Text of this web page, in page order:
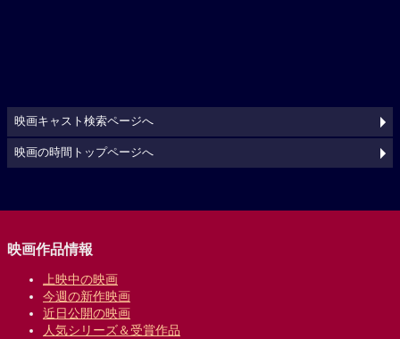
映画キャスト検索ページへ
映画の時間トップページへ
映画作品情報
上映中の映画
今週の新作映画
近日公開の映画
人気シリーズ＆受賞作品